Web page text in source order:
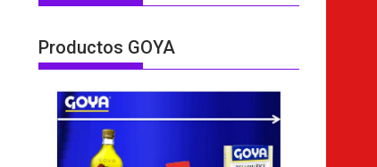
Productos GOYA